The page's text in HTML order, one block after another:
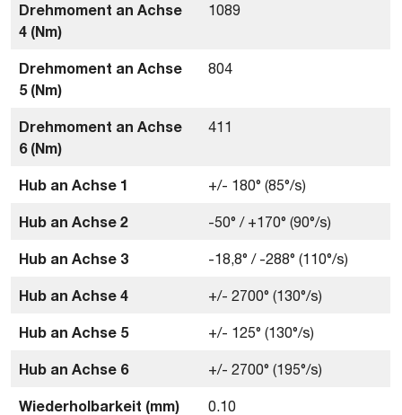
Drehmoment an Achse
4 (Nm)
1089
Drehmoment an Achse
5 (Nm)
804
Drehmoment an Achse
6 (Nm)
411
Hub an Achse 1 +/- 180° (85°/s)
Hub an Achse 2 -50° / +170° (90°/s)
Hub an Achse 3 -18,8° / -288° (110°/s)
Hub an Achse 4 +/- 2700° (130°/s)
Hub an Achse 5 +/- 125° (130°/s)
Hub an Achse 6 +/- 2700° (195°/s)
Wiederholbarkeit (mm) 0.10